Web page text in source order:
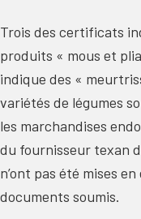
Trois des certificats
produits « mous et
indique des «
variétés de légumes
les marchandises
du fournisseur texan
n’ont pas été mises
documents soumis.